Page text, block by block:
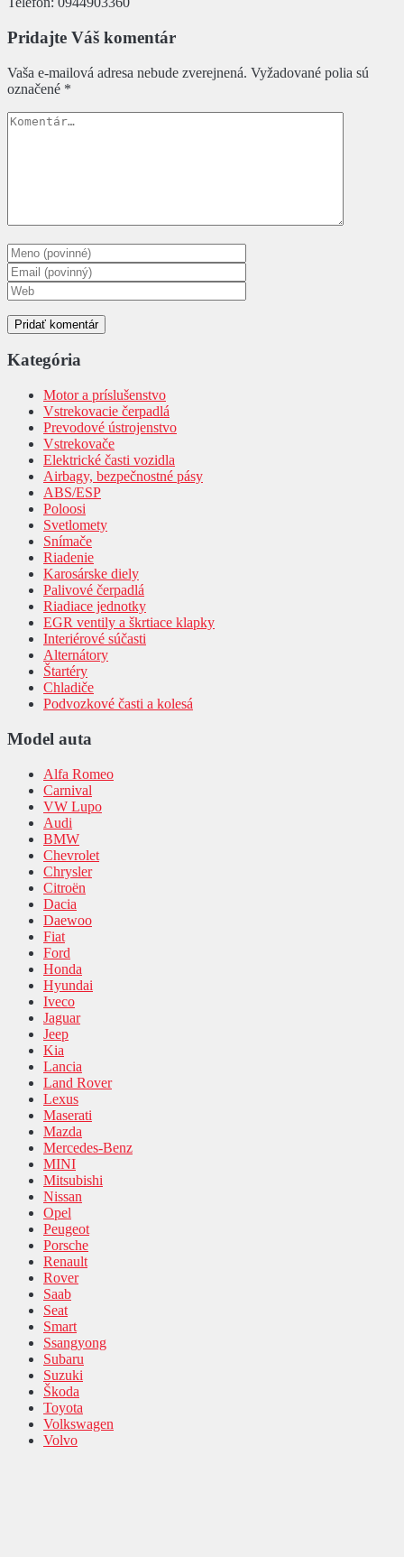
Pridajte Váš komentár
Vaša e-mailová adresa nebude zverejnená. Vyžadované polia sú
označené *
Kategória
Motor a príslušenstvo
Vstrekovacie čerpadlá
Prevodové ústrojenstvo
Vstrekovače
Elektrické časti vozidla
Airbagy, bezpečnostné pásy
ABS/ESP
Poloosi
Svetlomety
Snímače
Riadenie
Karosárske diely
Palivové čerpadlá
Riadiace jednotky
EGR ventily a škrtiace klapky
Interiérové súčasti
Alternátory
Štartéry
Chladiče
Podvozkové časti a kolesá
Model auta
Alfa Romeo
Carnival
VW Lupo
Audi
BMW
Chevrolet
Chrysler
Citroën
Dacia
Daewoo
Fiat
Ford
Honda
Hyundai
Iveco
Jaguar
Jeep
Kia
Lancia
Land Rover
Lexus
Maserati
Mazda
Mercedes-Benz
MINI
Mitsubishi
Nissan
Opel
Peugeot
Porsche
Renault
Rover
Saab
Seat
Smart
Ssangyong
Subaru
Suzuki
Škoda
Toyota
Volkswagen
Volvo